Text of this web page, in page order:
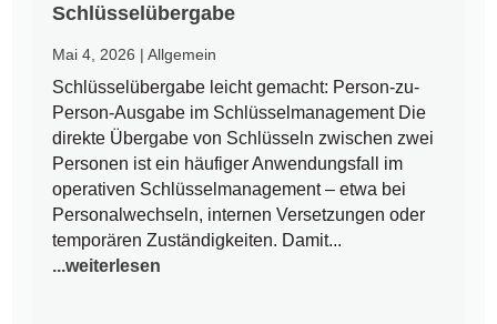
Schlüsselübergabe
Mai 4, 2026 |Allgemein
Schlüsselübergabe leicht gemacht: Person-zu-
Person-Ausgabe im Schlüsselmanagement Die
direkte Übergabe von Schlüsseln zwischen zwei
Personen ist ein häufiger Anwendungsfall im
operativen Schlüsselmanagement – etwa bei
Personalwechseln, internen Versetzungen oder
temporären Zuständigkeiten. Damit...
...weiterlesen